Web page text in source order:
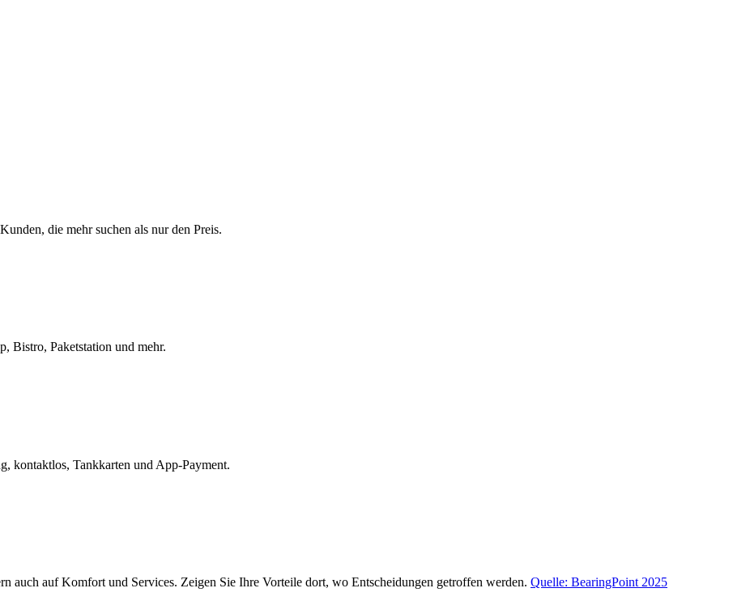
die mehr suchen als nur den Preis.
Bistro, Paketstation und mehr.
kontaktlos, Tankkarten und App-Payment.
auch auf Komfort und Services. Zeigen Sie Ihre Vorteile dort, wo Entscheidungen getroffen werden. Quelle: BearingPoint 2025